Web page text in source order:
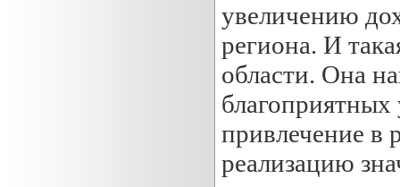
увеличению
региона. И
области. Она
благоприятных
привлечение в
реализацию